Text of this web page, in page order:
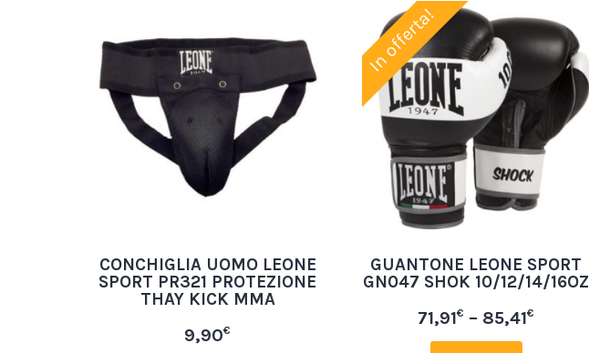
CONCHIGLIA UOMO LEONE
SPORT PR321 PROTEZIONE
THAY KICK MMA
9,90€
In offerta!
GUANTONE LEONE SPORT
GN047 SHOK 10/12/14/16OZ
71,91€ – 85,41€